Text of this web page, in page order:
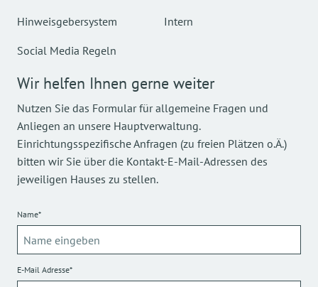
Hinweisgebersystem
Social Media Regeln
Intern
Wir helfen Ihnen gerne weiter
Nutzen Sie das Formular für allgemeine Fragen und
Anliegen an unsere Hauptverwaltung.
Einrichtungsspezifische Anfragen (zu freien Plätzen o.Ä.)
bitten wir Sie über die Kontakt-E-Mail-Adressen des
jeweiligen Hauses zu stellen.
Name*
E-Mail Adresse*